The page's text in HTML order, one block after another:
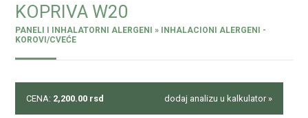
KOPRIVA W20
PANELI I INHALATORNI ALERGENI » INHALACIONI ALERGENI -
KOROVI/CVEĆE
CENA: 2,200.00 rsd dodaj analizu u kalkulator »